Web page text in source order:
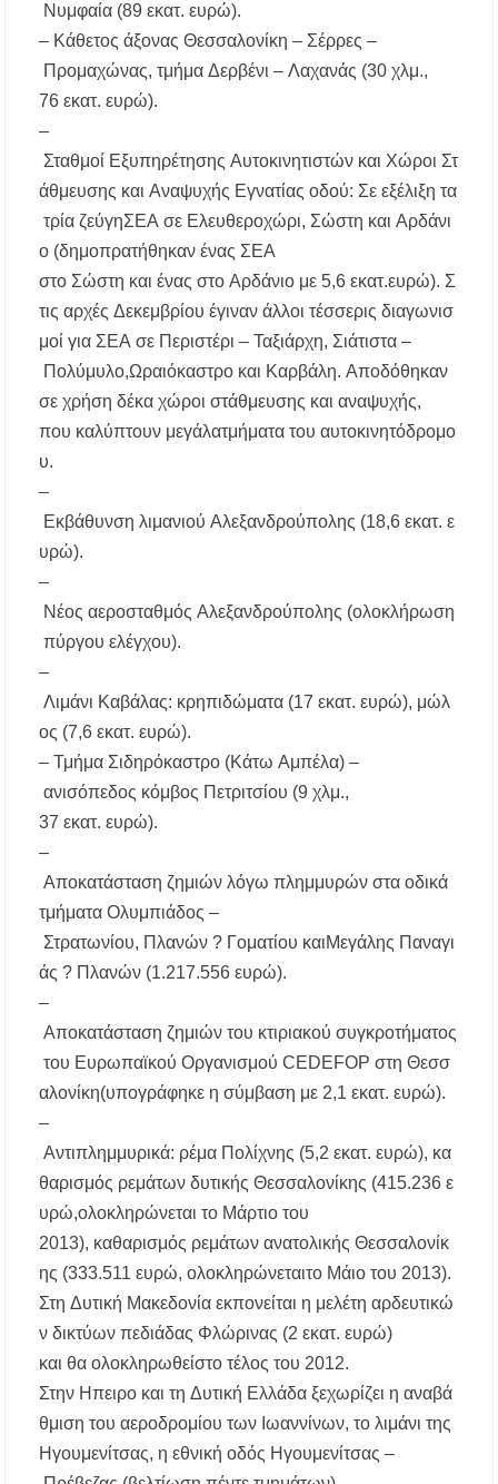
Νυμφαία (89εκατ.ευρώ).
– Κάθετος άξονας Θεσσαλονίκη – Σέρρες –
Προμαχώνας,τμήμα Δερβένι –Λαχανάς (30 χλμ.,
76εκατ.ευρώ).
–
Σταθμοί Εξυπηρέτησης Αυτοκινητιστών και Χώροι Στ
άθμευσης καιΑναψυχής Εγνατίας οδού: Σε εξέλιξη τα
τρία ζεύγηΣΕΑσε Ελευθεροχώρι, Σώστη καιΑρδάνι
ο (δημοπρατήθηκαν ένας ΣΕΑ
στο Σώστη καιένας στοΑρδάνιο με 5,6εκατ.ευρώ). Σ
τις αρχές Δεκεμβρίου έγιναν άλλοι τέσσερις διαγωνισ
μοί για ΣΕΑσε Περιστέρι –Ταξιάρχη, Σιάτιστα –
Πολύμυλο,Ωραιόκαστρο και Καρβάλη.Αποδόθηκαν
σε χρήση δέκα χώροι στάθμευσης καιαναψυχής,
που καλύπτουν μεγάλατμήματα τουαυτοκινητόδρομο
υ.
–
Εκβάθυνση λιμανιού Αλεξανδρούπολης (18,6εκατ.ε
υρώ).
–
Νέος αεροσταθμός Αλεξανδρούπολης (ολοκλήρωση
πύργου ελέγχου).
–
Λιμάνι Καβάλας: κρηπιδώματα (17εκατ.ευρώ), μώλ
ος (7,6εκατ.ευρώ).
–Τμήμα Σιδηρόκαστρο (Κάτω Αμπέλα) –
ανισόπεδος κόμβος Πετριτσίου (9 χλμ.,
37εκατ.ευρώ).
–
Αποκατάσταση ζημιών λόγω πλημμυρών σταοδικά
τμήματα Ολυμπιάδος –
Στρατωνίου, Πλανών ? Γοματίου καιΜεγάλης Παναγι
άς ? Πλανών (1.217.556ευρώ).
–
Αποκατάσταση ζημιών του κτιριακού συγκροτήματος
του Ευρωπαϊκού Οργανισμού CEDEFOP στηΘεσσ
αλονίκη(υπογράφηκε ησύμβαση με 2,1εκατ.ευρώ).
–
Αντιπλημμυρικά: ρέμα Πολίχνης (5,2εκατ.ευρώ), κα
θαρισμός ρεμάτων δυτικής Θεσσαλονίκης (415.236ε
υρώ,ολοκληρώνεται το Μάρτιο του
2013), καθαρισμός ρεμάτων ανατολικής Θεσσαλονίκ
ης (333.511ευρώ,ολοκληρώνεταιτο Μάιο του 2013).
ΣτηΔυτική Μακεδονία εκπονείται η μελέτη αρδευτικώ
ν δικτύων πεδιάδας Φλώρινας (2εκατ.ευρώ)
καιθα ολοκληρωθείστοτέλος του 2012.
Στην Ηπειρο καιτη Δυτική Ελλάδα ξεχωρίζει ηαναβά
θμιση τουαεροδρομίου των Ιωαννίνων,το λιμάνι της
Ηγουμενίτσας, ηεθνική οδός Ηγουμενίτσας –